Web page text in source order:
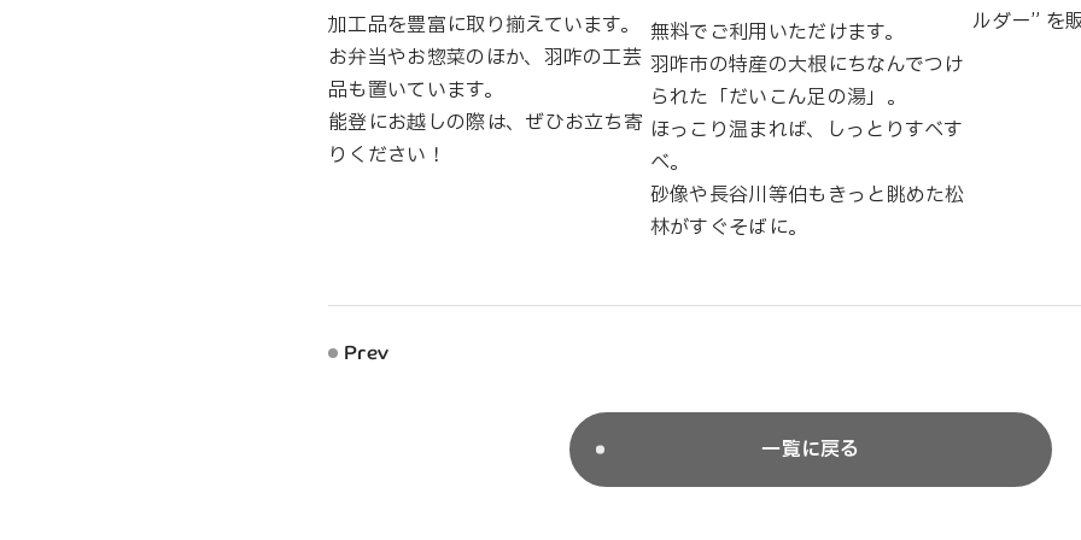
加工品を豊富に取り揃えています。
お弁当やお惣菜のほか、羽咋の工芸
品も置いています。
能登にお越しの際は、ぜひお立ち寄
りください！
無料でご利用いただけます。
羽咋市の特産の大根にちなんでつけ
られた「だいこん足の湯」。
ほっこり温まれば、しっとりすべす
べ。
砂像や長谷川等伯もきっと眺めた松
林がすぐそばに。
ルダー” を
Prev
一覧に戻る